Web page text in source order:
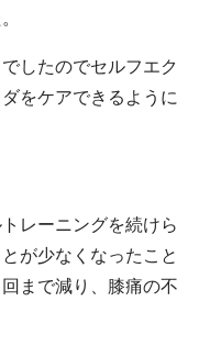
したのでセルフエク
をケアできるように
レーニングを続けら
が少なくなったこと
まで減り、膝痛の不